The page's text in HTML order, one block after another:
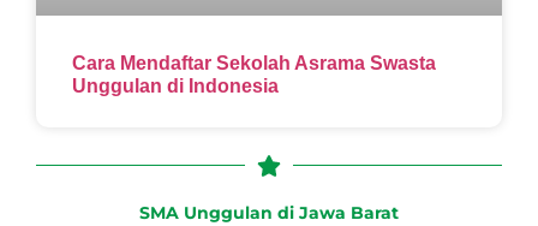
Cara Mendaftar Sekolah Asrama Swasta
Unggulan di Indonesia
SMA Unggulan di Jawa Barat